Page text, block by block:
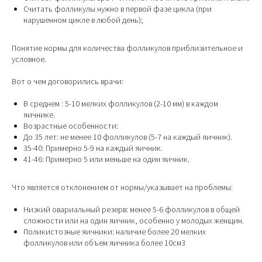
Считать фолликулы нужно в первой фазе цикла (при
нарушенном цикле в любой день);
Понятие нормы для количества фолликулов приблизительное и
условное.
Вот о чем договорились врачи:
В среднем : 5-10 мелких фолликулов (2-10 мм) в каждом
яичнике.
Возрастные особенности:
До 35 лет: не менее 10 фолликулов (5-7 на каждый яичник).
35-40: Примерно 5-9 на каждый яичник.
41-46: Примерно 5 или меньше на один яичник.
Что является отклонением от нормы/указывает на проблемы:
Низкий овариальный резерв: менее 5-6 фолликулов в общей
сложности или на один яичник, особенно у молодых женщин.
Поликистозные яичники: наличие более 20 мелких
фолликулов или объем яичника более 10см3